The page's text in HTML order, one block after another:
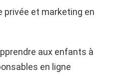
privée et marketing en
aux enfants à
en ligne